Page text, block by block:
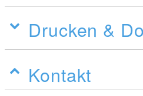
Drucken &
Kontakt